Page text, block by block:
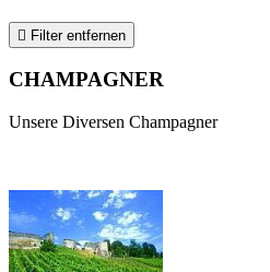
 Filter entfernen
CHAMPAGNER
Unsere Diversen Champagner